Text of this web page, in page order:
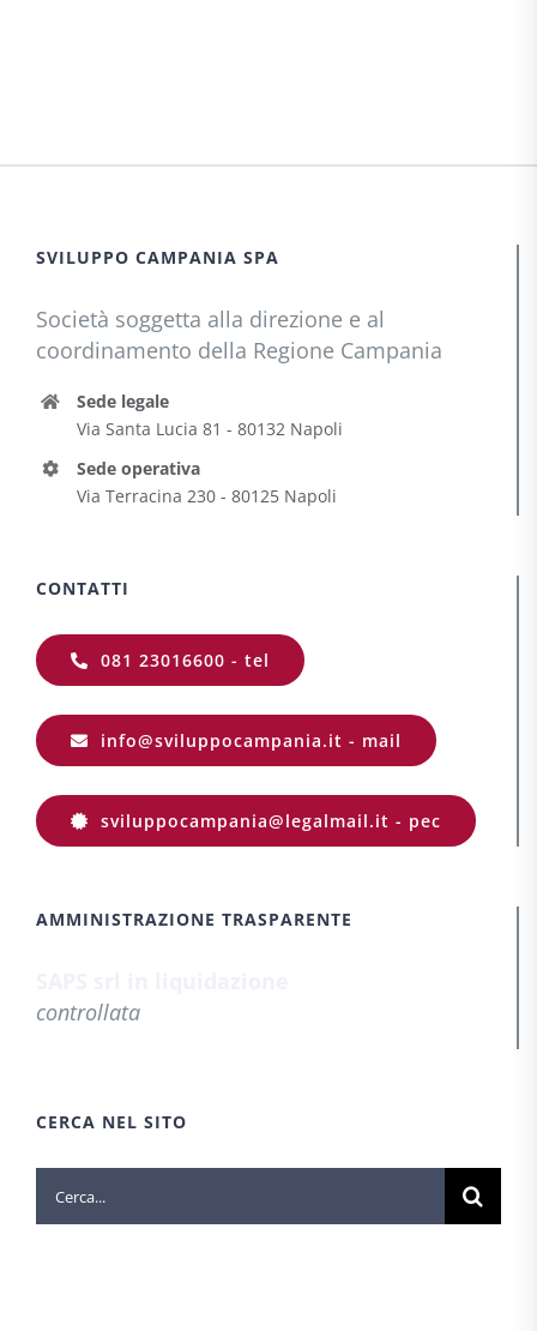
SVILUPPO CAMPANIA SPA
Società soggetta alla direzione e al
coordinamento della Regione Campania
Sede legale
Via Santa Lucia 81 - 80132 Napoli
Sede operativa
Via Terracina 230 - 80125 Napoli
CONTATTI
081 23016600 - tel
info@sviluppocampania.it - mail
sviluppocampania@legalmail.it - pec
AMMINISTRAZIONE TRASPARENTE
controllata
CERCA NEL SITO